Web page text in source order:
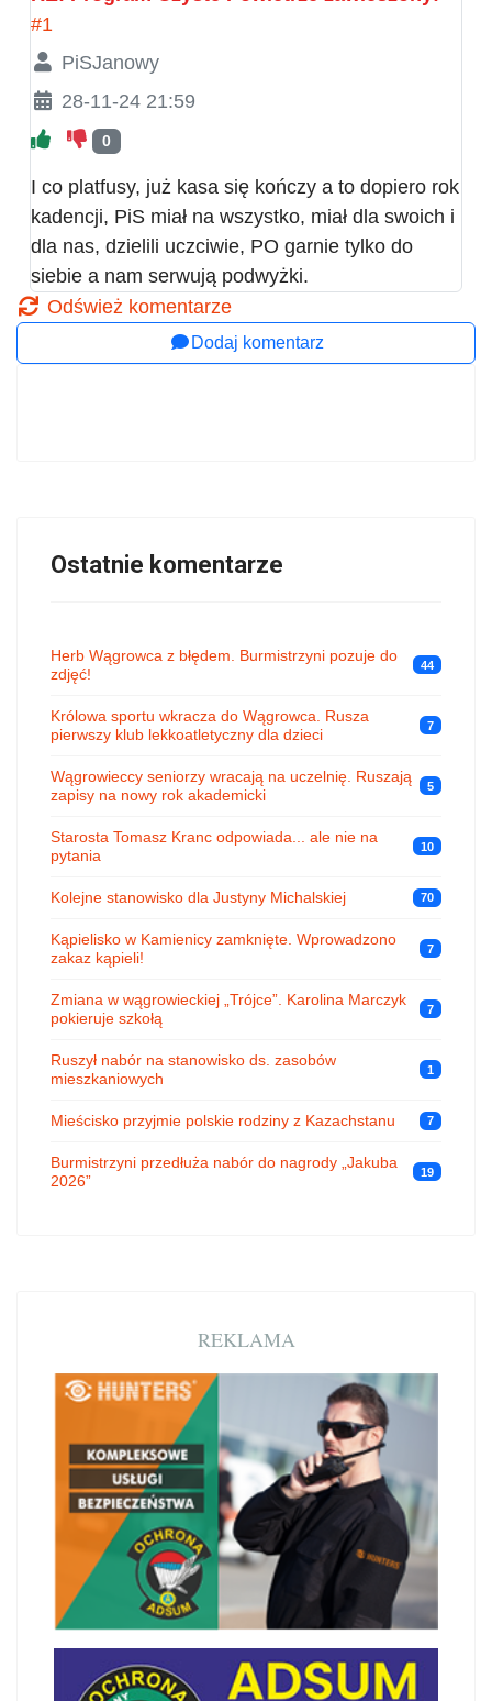
#1
PiSJanowy
28-11-24 21:59
0
I co platfusy, już kasa się kończy a to dopiero rok
kadencji, PiS miał na wszystko, miał dla swoich i
dla nas, dzielili uczciwie, PO garnie tylko do
siebie a nam serwują podwyżki.
Odśwież komentarze
Dodaj komentarz
Ostatnie komentarze
Herb Wągrowca z błędem. Burmistrzyni pozuje do
zdjęć!
44
Królowa sportu wkracza do Wągrowca. Rusza
pierwszy klub lekkoatletyczny dla dzieci
7
Wągrowieccy seniorzy wracają na uczelnię. Ruszają
zapisy na nowy rok akademicki
5
Starosta Tomasz Kranc odpowiada... ale nie na
pytania
10
Kolejne stanowisko dla Justyny Michalskiej 70
Kąpielisko w Kamienicy zamknięte. Wprowadzono
zakaz kąpieli!
7
Zmiana w wągrowieckiej „Trójce”. Karolina Marczyk
pokieruje szkołą
7
Ruszył nabór na stanowisko ds. zasobów
mieszkaniowych
1
Mieścisko przyjmie polskie rodziny z Kazachstanu 7
Burmistrzyni przedłuża nabór do nagrody „Jakuba
2026”
19
REKLAMA